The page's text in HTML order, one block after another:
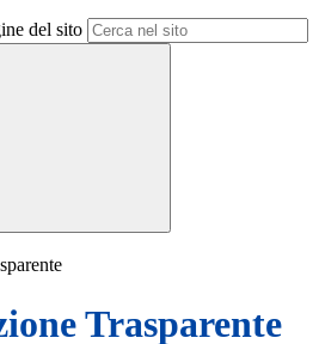
del sito
Trasparente